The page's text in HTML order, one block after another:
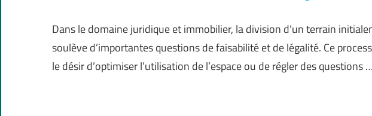
Dans le domaine juridique et immobilier, la division d’un terrain
soulève d’importantes questions de faisabilité et de légalité. Ce
le désir d’optimiser l’utilisation de l’espace ou de régler des questions …